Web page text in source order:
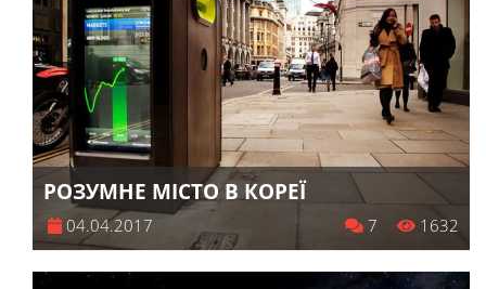
РОЗУМНE МІСТО В КОРЕЇ
04.04.2017 1632
7